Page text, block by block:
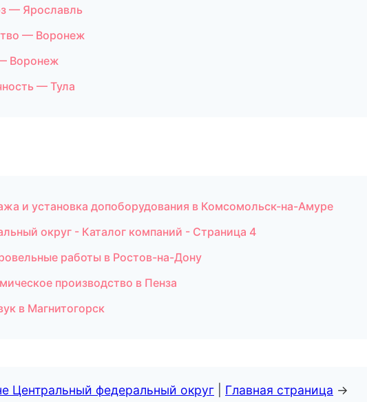
— Ярославль
— Воронеж
Воронеж
— Тула
и установка допоборудования в Комсомольск-на-Амуре
округ - Каталог компаний - Страница 4
работы в Ростов-на-Дону
производство в Пенза
в Магнитогорск
Центральный федеральный округ Главная страница →